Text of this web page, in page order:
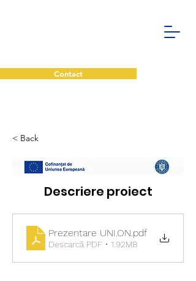
Contact
< Back
Descriere proiect
Prezentare UNI.ON .pdf
Descarcă PDF • 1.92MB